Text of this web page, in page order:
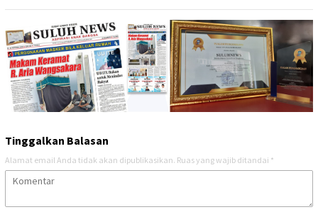
Tinggalkan Balasan
Alamat email Anda tidak akan dipublikasikan. Ruas yang wajib ditandai *